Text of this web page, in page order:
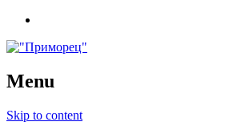
Menu
Skip to content